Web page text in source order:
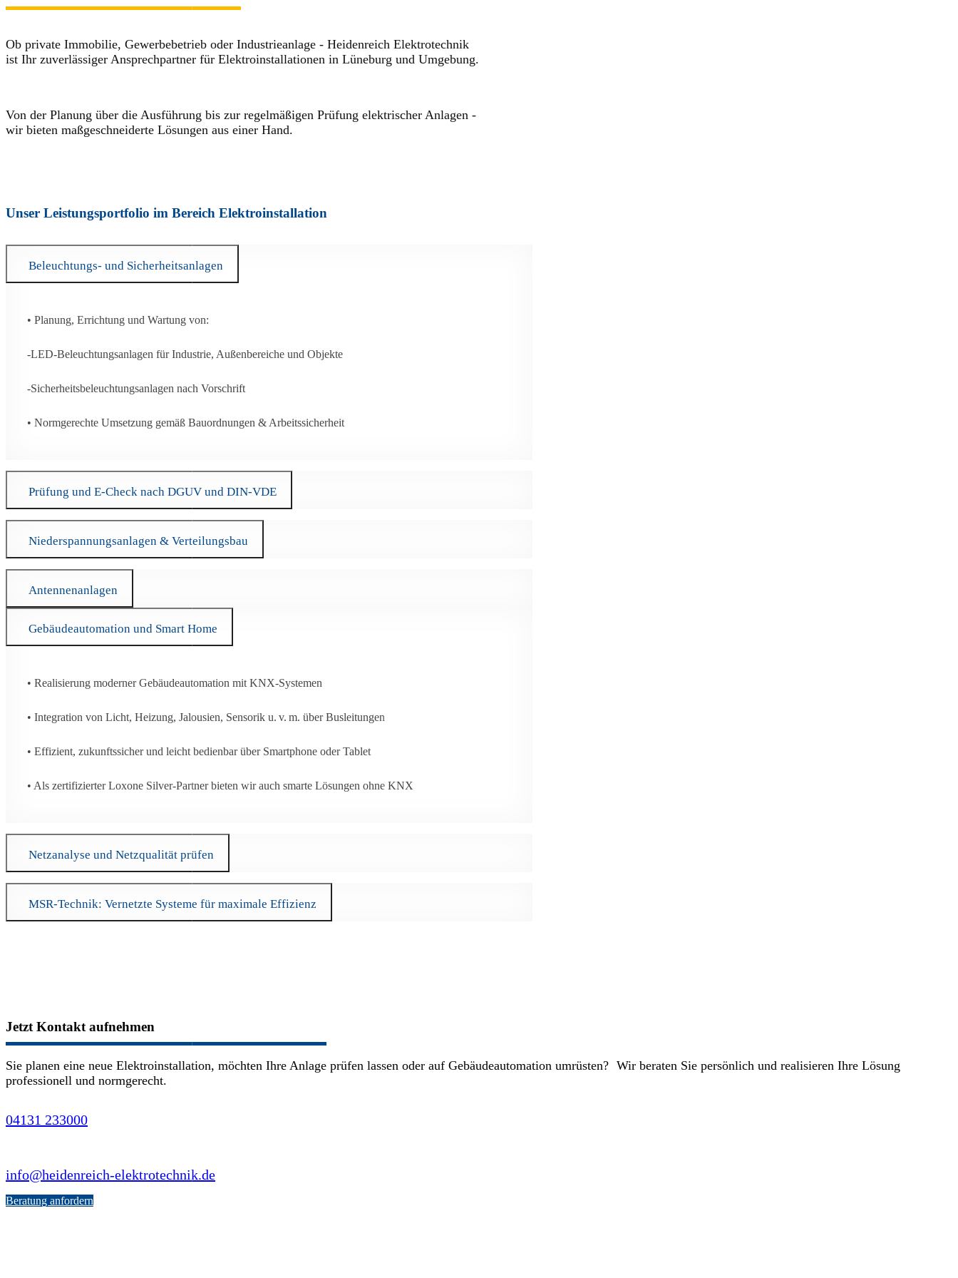
Ob private Immobilie, Gewerbebetrieb oder Industrieanlage - Heidenreich Elektrotechnik
ist Ihr zuverlässiger Ansprechpartner für Elektroinstallationen in Lüneburg und Umgebung.
Von der Planung über die Ausführung bis zur regelmäßigen Prüfung elektrischer Anlagen -
wir bieten maßgeschneiderte Lösungen aus einer Hand.
Unser Leistungsportfolio im Bereich Elektroinstallation
Beleuchtungs- und Sicherheitsanlagen
• Planung, Errichtung und Wartung von:
-LED-Beleuchtungsanlagen für Industrie, Außenbereiche und Objekte
-Sicherheitsbeleuchtungsanlagen nach Vorschrift
• Normgerechte Umsetzung gemäß Bauordnungen & Arbeitssicherheit
Prüfung und E-Check nach DGUV und DIN-VDE
Niederspannungsanlagen & Verteilungsbau
Antennenanlagen
Gebäudeautomation und Smart Home
• Realisierung moderner Gebäudeautomation mit KNX-Systemen
• Integration von Licht, Heizung, Jalousien, Sensorik u. v. m. über Busleitungen
• Effizient, zukunftssicher und leicht bedienbar über Smartphone oder Tablet
• Als zertifizierter Loxone Silver-Partner bieten wir auch smarte Lösungen ohne KNX
Netzanalyse und Netzqualität prüfen
MSR-Technik: Vernetzte Systeme für maximale Effizienz
Jetzt Kontakt aufnehmen
Sie planen eine neue Elektroinstallation, möchten Ihre Anlage prüfen lassen oder auf Gebäudeautomation umrüsten? Wir beraten Sie persönlich und realisieren Ihre Lösung
professionell und normgerecht.
04131 233000
info@heidenreich-elektrotechnik.de
Beratung anfordern